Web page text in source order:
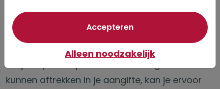
saldomethode.
Gebruikmaken van de saldomethode
Als je bepaalde premies of stortingen niet hebt
kunnen aftrekken in je aangifte, kan je ervoor
Accepterenvan optionele
Alleen noodzakelijk